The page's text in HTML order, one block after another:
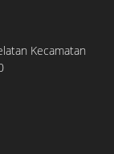
Kecamatan